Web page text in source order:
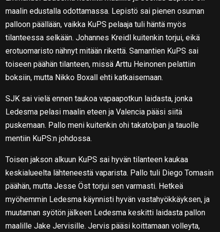
maalin edustalla odottamassa. Lepistö sai pienen osuman
palloon päällään, vaikka KuPS pelaaja tuli häntä myös
tilanteessa selkään. Johannes Kreidl kuitenkin torjui, eikä
erotuomaristo nähnyt mitään rikettä. Samantien KuPS sai
toiseen päähän tilanteen, missä Arttu Heinonen pelattiin
boksiin, mutta Nikko Boxall ehti katkaisemaan.
SJK sai vielä ennen taukoa vapaapotkun laidasta, jonka
Ledesma pelasi maalin eteen ja Valencia pääsi siitä
puskemaan. Pallo meni kuitenkin ohi takatolpan ja tauolle
mentiin KuPS:n johdossa.
Toisen jakson alkuun KuPS sai hyvän tilanteen kaukaa
keskialueelta lähteneestä vaparista. Pallo tuli Diego Tomasin
päähän, mutta Jesse Öst torjui sen varmasti. Hetkeä
myöhemmin Ledesma käynnisti hyvän vastahyökkäyksen, ja
muutaman syötön jälkeen Ledesma keskitti laidasta pallon
maalille Jake Jervisille. Jervis pääsi koittamaan volleyta,